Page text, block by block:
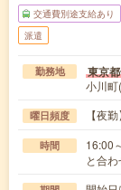
交通費別途支給あり
派遣
勤務地 東京
小川
曜日頻度 【夜
時間
16:00
と合